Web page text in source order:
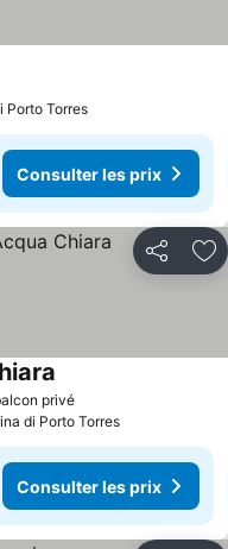
Porto Torres
Consulter les prix
Partager
privé
di Porto Torres
Consulter les prix